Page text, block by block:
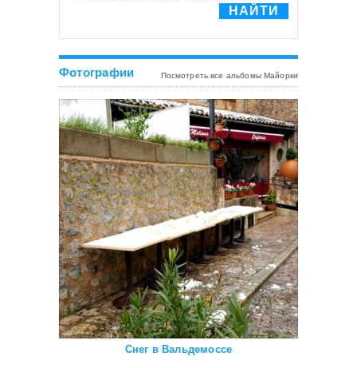
Фотографии Посмотреть все альбомы Майорки
Снег в Вальдемоссе